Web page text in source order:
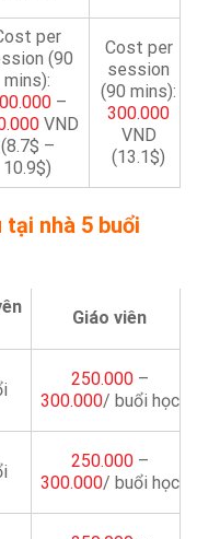
per
(90
mins):
–
VND
(8.7$ –
10.9$)
Cost per
session
(90 mins):
300.000
VND
(13.1$)
nhà 5 buổi
Giáo viên
250.000–
300.000/ buổi học
250.000–
300.000/ buổi học